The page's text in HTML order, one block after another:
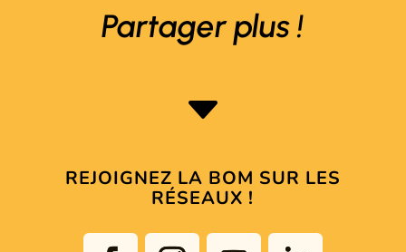
Partager plus !
C
REJOIGNEZ LA BOM SUR LES
RÉSEAUX !